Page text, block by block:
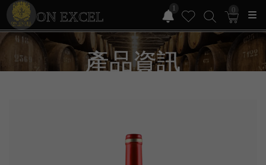
ON EXCEL
1 0
產品資訊